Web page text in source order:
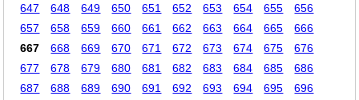
647
648 649 650 651 652 653 654 655
656
657
658 659 660 661 662 663 664 665
666
667
668 669 670 671 672 673 674 675
676
677
678 679 680 681 682 683 684 685
686
687
688 689 690 691 692 693 694 695
696